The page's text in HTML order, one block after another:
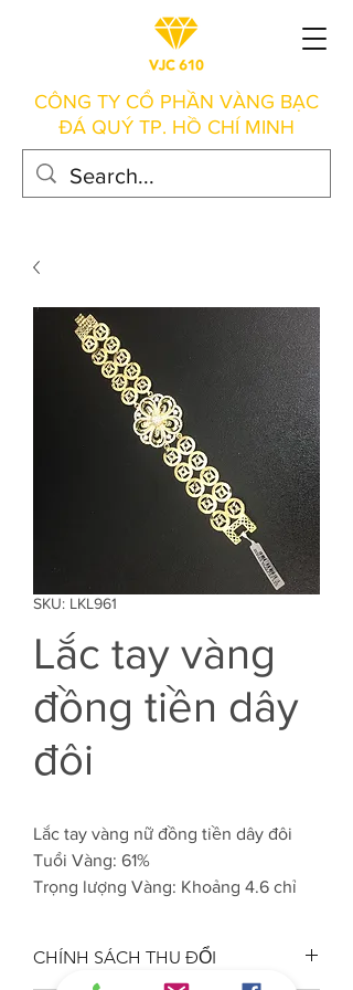
CÔNG TY CỔ PHẦN VÀNG BẠC
ĐÁ QUÝ TP. HỒ CHÍ MINH
SKU: LKL961
Lắc tay vàng
đồng tiền dây
đôi
Lắc tay vàng nữ đồng tiền dây đôi
Tuổi Vàng: 61%
Trọng lượng Vàng: Khoảng 4.6 chỉ
CHÍNH SÁCH THU ĐỔI